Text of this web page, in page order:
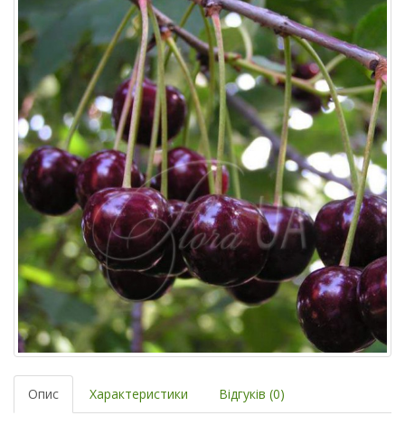
Опис Характеристики Відгуків (0)